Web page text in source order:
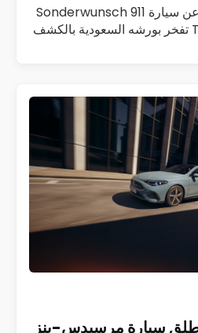
بورشه السعودية تكشف عن سيارة Sonderwunsch 911
Targa Green Roof 2.0 تفخر بورشه السعودية بالكشف
سيارة مرسيدس-بنز